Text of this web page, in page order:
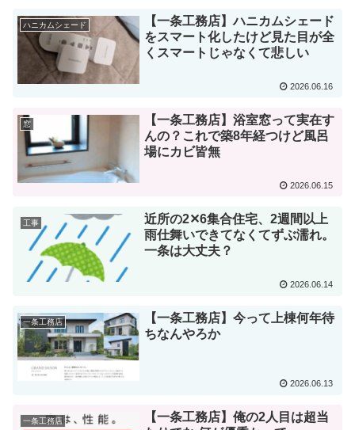
ハニカムシェード
【一条工務店】ハニカムシェード
をスマート化したけど見た目が全
くスマートじゃなくて悲しい
2026.06.16
窓
【一条工務店】浴室窓って実在す
んの？これで築8年経つけど風呂
場にカビ皆無
2026.06.15
工事
近所の2✕6集合住宅、2週間以上
雨仕舞いできてなくてずぶ濡れ。
一条は大丈夫？
2026.06.14
一条工務店
【一条工務店】今って上棟何年待
ちなんやろか
2026.06.13
一条工務店
【一条工務店】俺の2人目は超当